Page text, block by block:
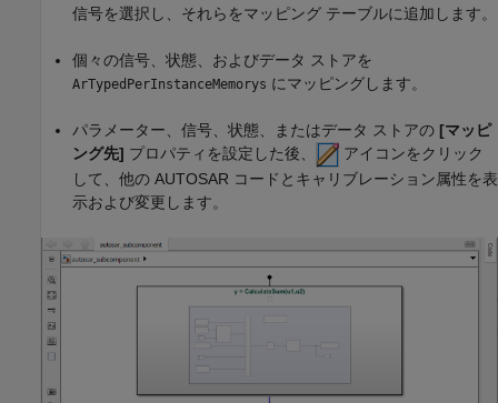
信号を選択し、それらをマッピング テーブルに追加します。
個々の信号、状態、およびデータ ストアを
ArTypedPerInstanceMemorys にマッピングします。
パラメーター、信号、状態、またはデータ ストアの [マッピ
ング先] プロパティを設定した後、
アイコンをクリック
して、他の AUTOSAR コードとキャリブレーション属性を表
示および変更します。